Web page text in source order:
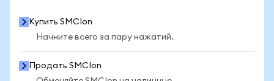
Купить SMCIon
Начните всего за пару нажатий.
Продать SMCIon